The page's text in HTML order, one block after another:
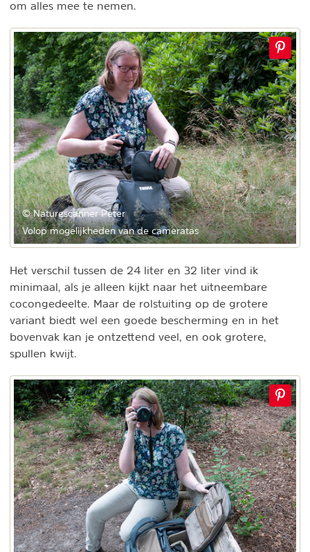
om alles mee te nemen.
© Naturescanner Peter
Volop mogelijkheden van de cameratas
Het verschil tussen de 24 liter en 32 liter vind ik
minimaal, als je alleen kijkt naar het uitneembare
cocongedeelte. Maar de rolstuiting op de grotere
variant biedt wel een goede bescherming en in het
bovenvak kan je ontzettend veel, en ook grotere,
spullen kwijt.